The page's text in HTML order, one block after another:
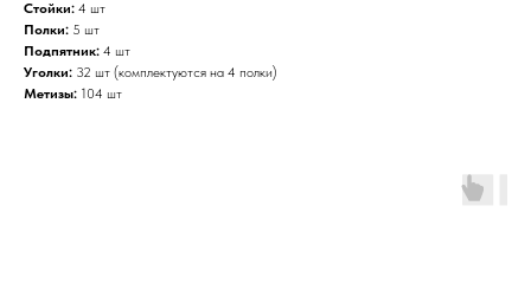
Стойки: 4 шт
Полки: 5 шт
Подпятник: 4 шт
Уголки: 32 шт (комплектуются на 4 полки)
Метизы: 104 шт